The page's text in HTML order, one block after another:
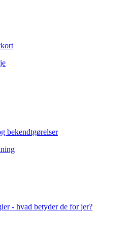
bekendtgørelser
- hvad betyder de for jer?